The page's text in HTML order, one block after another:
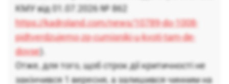
КМУ від 01.07.2026 № 862
https://kadroland.com/news/10789-do-1008-
pidtverdzujemo-zp-cumisniki-u-kvoti-tam-de-
dovse).
Отже, для того, щоб строк дії критичності не
закінчився 1 вересня, а залишився чинним на